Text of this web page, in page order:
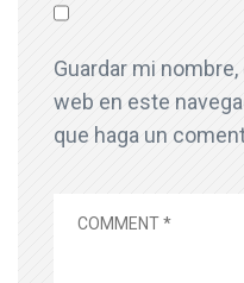
Guardar mi
web en este
que haga un